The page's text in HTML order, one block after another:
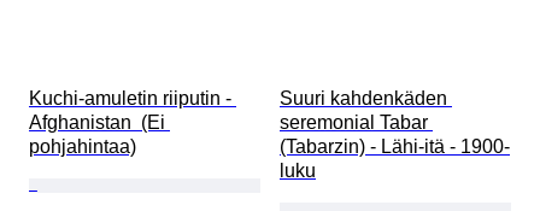
Kuchi-amuletin riiputin -
Afghanistan  (Ei
pohjahintaa)
Suuri kahdenkäden
seremonial Tabar
(Tabarzin) - Lähi-itä - 1900-
luku